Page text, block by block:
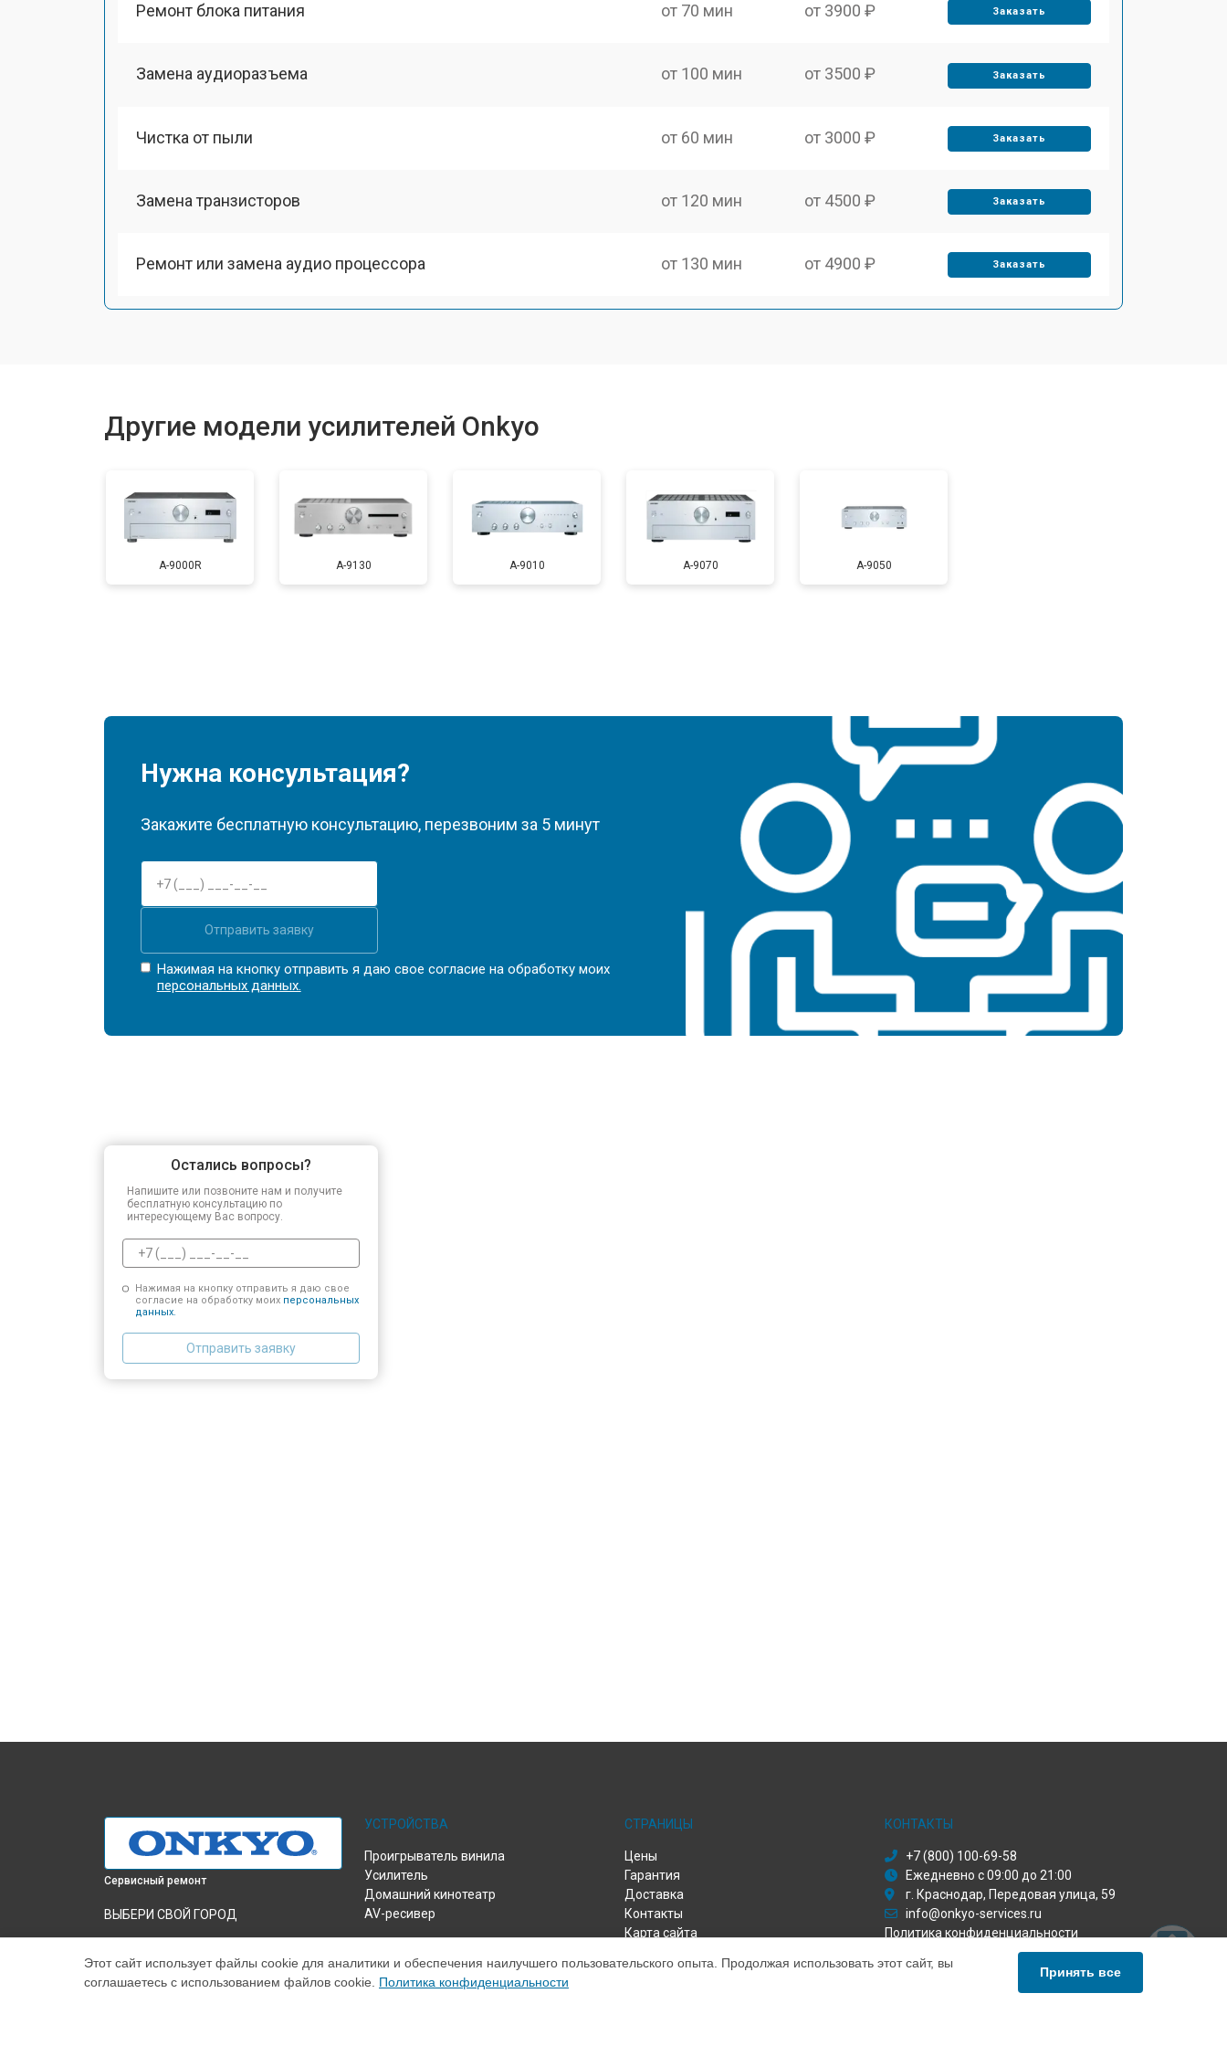
Ремонт блока питания от 70 мин от 3900 ₽ Заказать
Замена аудиоразъема от 100 мин от 3500 ₽ Заказать
Чистка от пыли от 60 мин от 3000 ₽ Заказать
Замена транзисторов от 120 мин от 4500 ₽ Заказать
Ремонт или замена аудио процессора от 130 мин от 4900 ₽ Заказать
Другие модели усилителей Onkyo
A-9000R A-9130 A-9010 A-9070 A-9050
Нужна консультация?
Закажите бесплатную консультацию, перезвоним за 5 минут
Отправить заявку
Нажимая на кнопку отправить я даю свое согласие на обработку моих
персональных данных.
Остались вопросы?
Напишите или позвоните нам и получите
бесплатную консультацию по
интересующему Вас вопросу.
Нажимая на кнопку отправить я даю свое
согласие на обработку моих персональных
данных.
Отправить заявку
Сервисный ремонт
ВЫБЕРИ СВОЙ ГОРОД
Краснодаре
Ремонт пульта усилителя A-9755 Onkyo в
УСТРОЙСТВА
Проигрыватель винила
Усилитель
Домашний кинотеатр
AV-ресивер
СТРАНИЦЫ
Цены
Гарантия
Доставка
Контакты
Карта сайта
КОНТАКТЫ
+7 (800) 100-69-58
Ежедневно с 09:00 до 21:00
г. Краснодар, Передовая улица, 59
info@onkyo-services.ru
Политика конфиденциальности
Способы оплаты
Этот сайт использует файлы cookie для аналитики и обеспечения наилучшего пользовательского опыта. Продолжая использовать этот сайт, вы
соглашаетесь с использованием файлов cookie. Политика конфиденциальности
Принять все